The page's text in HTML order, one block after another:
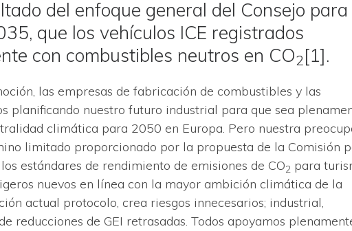
del enfoque general del Consejo para
que los vehículos ICE registrados
con combustibles neutros en CO2 [1].
las empresas de fabricación de combustibles y las
planificando nuestro futuro industrial para que sea
climática para 2050 en Europa. Pero nuestra
limitado proporcionado por la propuesta de la Comisión
estándares de rendimiento de emisiones de CO2 para
nuevos en línea con la mayor ambición climática de la
actual protocolo, crea riesgos innecesarios; industrial,
reducciones de GEI retrasadas. Todos apoyamos